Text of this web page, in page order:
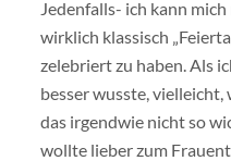
Jedenfalls- ich kann
wirklich klassisch
zelebriert zu haben. Als
besser wusste,
das irgendwie nicht so
wollte lieber zum